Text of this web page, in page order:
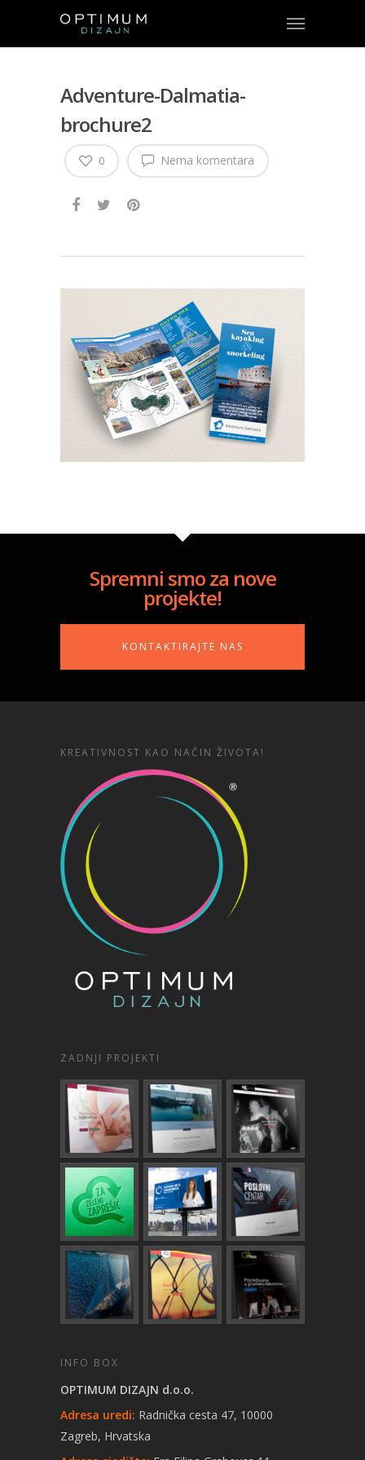
Adventure-Dalmatia-
brochure2
Nema komentara
0
Spremni smo za nove
projekte!
KONTAKTIRAJTE NAS
KREATIVNOST KAO NAČIN ŽIVOTA!
ZADNJI PROJEKTI
INFO BOX
OPTIMUM DIZAJN d.o.o.
Adresa uredi: Radnička cesta 47, 10000
Zagreb, Hrvatska